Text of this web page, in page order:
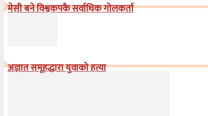
मेसी बने विश्वकपकै सर्वाधिक गोलकर्ता
अज्ञात समूहद्धारा युवाको हत्या